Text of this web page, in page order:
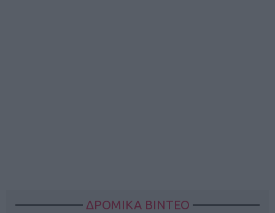
ΔΡΟΜΙΚΑ ΒΙΝΤΕΟ